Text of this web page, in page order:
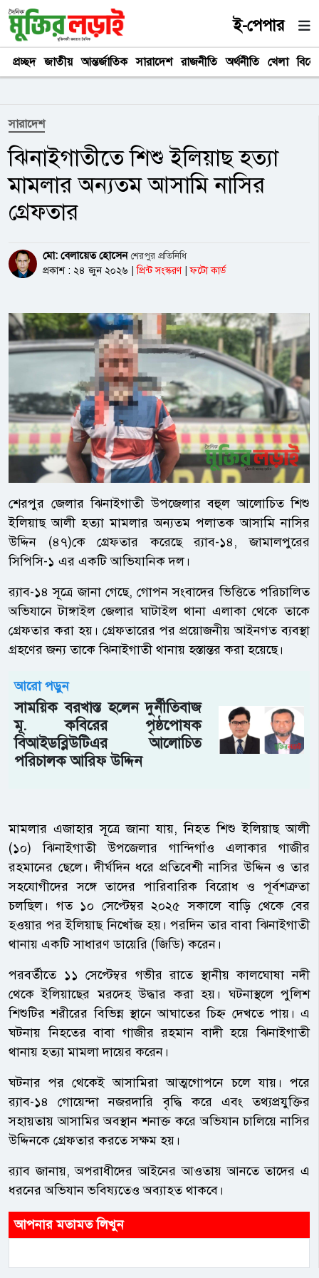
ই-পেপার
প্রচ্ছদ জাতীয় আন্তর্জাতিক সারাদেশ রাজনীতি অর্থনীতি খেলা
সারাদেশ
ঝিনাইগাতীতে শিশু ইলিয়াছ হত্যা
মামলার অন্যতম আসামি নাসির
গ্রেফতার
মো: বেলায়েত হোসেনশেরপুর প্রতিনিধি
প্রকাশ : ২৪ জুন ২০২৬
প্রিন্ট সংস্করণ ফটো কার্ড
শেরপুর জেলার ঝিনাইগাতী উপজেলার বহুল আলোচিত শিশু
ইলিয়াছ আলী হত্যা মামলার অন্যতম পলাতক আসামি নাসির
উদ্দিন (৪৭)কে গ্রেফতার করেছে র‌্যাব-১৪, জামালপুরের
সিপিসি-১ এর একটি আভিযানিক দল।
র‌্যাব-১৪ সূত্রে জানা গেছে, গোপন সংবাদের ভিত্তিতে পরিচালিত
অভিযানে টাঙ্গাইল জেলার ঘাটাইল থানা এলাকা থেকে তাকে
গ্রেফতার করা হয়। গ্রেফতারের পর প্রয়োজনীয় আইনগত ব্যবস্থা
গ্রহণের জন্য তাকে ঝিনাইগাতী থানায় হস্তান্তর করা হয়েছে।
আরো পড়ুন
সাময়িক বরখাস্ত হলেন দুর্নীতিবাজ
মূ. কবিরের পৃষ্ঠপোষক
বিআইডব্লিউটিএর আলোচিত
পরিচালক আরিফ উদ্দিন
মামলার এজাহার সূত্রে জানা যায়, নিহত শিশু ইলিয়াছ আলী
(১০) ঝিনাইগাতী উপজেলার গান্দিগাঁও এলাকার গাজীর
রহমানের ছেলে। দীর্ঘদিন ধরে প্রতিবেশী নাসির উদ্দিন ও তার
সহযোগীদের সঙ্গে তাদের পারিবারিক বিরোধ ও পূর্বশত্রুতা
চলছিল। গত ১০ সেপ্টেম্বর ২০২৫ সকালে বাড়ি থেকে বের
হওয়ার পর ইলিয়াছ নিখোঁজ হয়। পরদিন তার বাবা ঝিনাইগাতী
থানায় একটি সাধারণ ডায়েরি (জিডি) করেন।
পরবর্তীতে ১১ সেপ্টেম্বর গভীর রাতে স্থানীয় কালঘোষা নদী
থেকে ইলিয়াছের মরদেহ উদ্ধার করা হয়। ঘটনাস্থলে পুলিশ
শিশুটির শরীরের বিভিন্ন স্থানে আঘাতের চিহ্ন দেখতে পায়। এ
ঘটনায় নিহতের বাবা গাজীর রহমান বাদী হয়ে ঝিনাইগাতী
থানায় হত্যা মামলা দায়ের করেন।
ঘটনার পর থেকেই আসামিরা আত্মগোপনে চলে যায়। পরে
র‌্যাব-১৪ গোয়েন্দা নজরদারি বৃদ্ধি করে এবং তথ্যপ্রযুক্তির
সহায়তায় আসামির অবস্থান শনাক্ত করে অভিযান চালিয়ে নাসির
উদ্দিনকে গ্রেফতার করতে সক্ষম হয়।
র‌্যাব জানায়, অপরাধীদের আইনের আওতায় আনতে তাদের এ
ধরনের অভিযান ভবিষ্যতেও অব্যাহত থাকবে।
আপনার মতামত লিখুন